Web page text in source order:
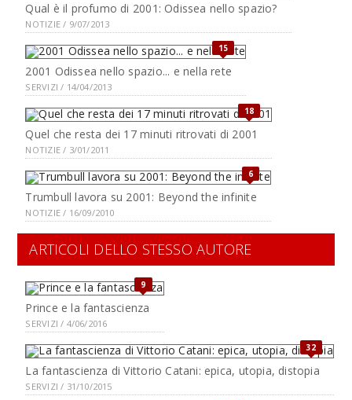
Qual è il profumo di 2001: Odissea nello spazio?
NOTIZIE / 9/07/2013
15
2001 Odissea nello spazio... e nella rete
SERVIZI / 14/04/2013
18
Quel che resta dei 17 minuti ritrovati di 2001
NOTIZIE / 3/01/2011
6
Trumbull lavora su 2001: Beyond the infinite
NOTIZIE / 16/09/2010
ARTICOLI DELLO STESSO AUTORE
9
Prince e la fantascienza
SERVIZI / 4/06/2016
32
La fantascienza di Vittorio Catani: epica, utopia, distopia
SERVIZI / 31/10/2015